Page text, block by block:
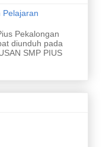
Pelajaran
Pekalongan
diunduh pada
SMP PIUS